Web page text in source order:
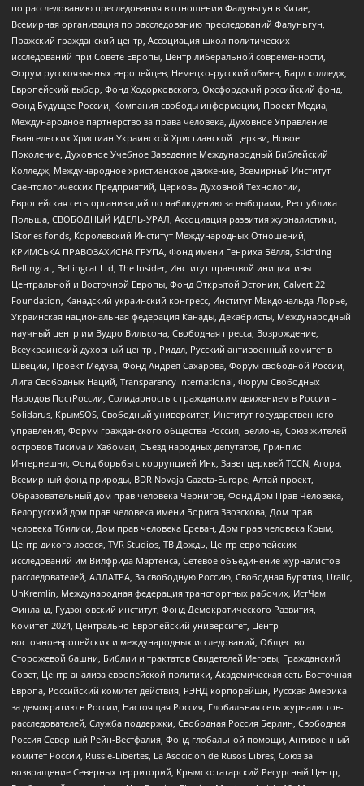
по расследованию преследования в отношении Фалуньгун в Китае,
Всемирная организация по расследованию преследований Фалуньгун,
Пражский гражданский центр, Ассоциация школ политических
исследований при Совете Европы, Центр либеральной современности,
Форум русскоязычных европейцев, Немецко-русский обмен, Бард колледж,
Европейский выбор, Фонд Ходорковского, Оксфордский российский фонд,
Фонд Будущее России, Компания свободы информации, Проект Медиа,
Международное партнерство за права человека, Духовное Управление
Евангельских Христиан Украинской Христианской Церкви, Новое
Поколение, Духовное Учебное Заведение Международный Библейский
Колледж, Международное христианское движение, Всемирный Институт
Саентологических Предприятий, Церковь Духовной Технологии,
Европейская сеть организаций по наблюдению за выборами, Республика
Польша, СВОБОДНЫЙ ИДЕЛЬ-УРАЛ, Ассоциация развития журналистики,
IStories fonds, Королевский Институт Международных Отношений,
КРИМСЬКА ПРАВОЗАХИСНА ГРУПА, Фонд имени Генриха Бёлля, Stichting
Bellingcat, Bellingcat Ltd, The Insider, Институт правовой инициативы
Центральной и Восточной Европы, Фонд Открытой Эстонии, Calvert 22
Foundation, Канадский украинский конгресс, Институт Макдональда-Лорье,
Украинская национальная федерация Канады, Декабристы, Международный
научный центр им Вудро Вильсона, Свободная пресса, Возрождение,
Всеукраинский духовный центр , Риддл, Русский антивоенный комитет в
Швеции, Проект Медуза, Фонд Андрея Сахарова, Форум свободной России,
Лига Свободных Наций, Transparеncy International, Форум Свободных
Народов ПостРоссии, Солидарность с гражданским движением в России –
Solidarus, КрымSOS, Свободный университет, Институт государственного
управления, Форум гражданского общества Россия, Беллона, Союз жителей
островов Тисима и Хабомаи, Съезд народных депутатов, Гринпис
Интернешнл, Фонд борьбы с коррупцией Инк, Завет церквей TCCN, Агора,
Всемирный фонд природы, BDR Novaja Gazeta-Europe, Алтай проект,
Образовательный дом прав человека Чернигов, Фонд Дом Прав Человека,
Белорусский дом прав человека имени Бориса Звозскова, Дом прав
человека Тбилиси, Дом прав человека Ереван, Дом прав человека Крым,
Центр дикого лосося, TVR Studios, ТВ Дождь, Центр европейских
исследований им Вилфрида Мартенса, Сетевое объединение журналистов
расследователей, АЛЛАТРА, За свободную Россию, Свободная Бурятия, Uralic,
UnKremlin, Международная федерация транспортных рабочих, ИстЧам
Финланд, Гудзоновский институт, Фонд Демократического Развития,
Комитет-2024, Центрально-Европейский университет, Центр
восточноевропейских и международных исследований, Общество
Сторожевой башни, Библии и трактатов Свидетелей Иеговы, Гражданский
Совет, Центр анализа европейской политики, Академическая сеть Восточная
Европа, Российский комитет действия, РЭНД корпорейшн, Русская Америка
за демократию в России, Настоящая Россия, Глобальная сеть журналистов-
расследователей, Служба поддержки, Свободная Россия Берлин, Свободная
Россия Северный Рейн-Вестфалия, Фонд глобальной помощи, Антивоенный
комитет России, Russie-Libertes, La Asocicion de Rusos Libres, Союз за
возвращение Северных территорий, Крымскотатарский Ресурсный Центр,